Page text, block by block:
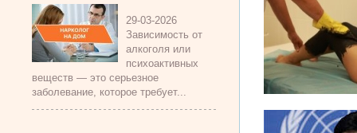
29-03-2026
Зависимость от
алкоголя или
психоактивных
веществ — это серьезное
заболевание, которое требует...